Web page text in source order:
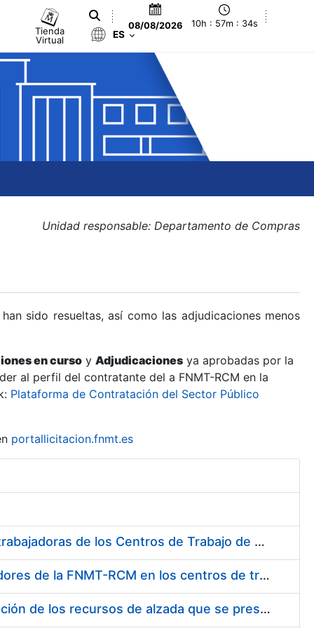
Tienda
Virtual
08/08/2026 10h : 57m : 35s
ES
Unidad responsable: Departamento de Compras
sido resueltas, así como las adjudicaciones menos
en curso y Adjudicaciones ya aprobadas por la
al perfil del contratante del a FNMT-RCM en la
Plataforma de Contratación del Sector Público
portallicitacion.fnmt.es
Suministro de Protectores Auditivos a medida para las personas trabajadoras de los Centros de Trabajo de Madrid y Burgos
Suministro de gafas graduadas antiproyecciones para los trabajadores de la FNMT-RCM en los centros de trabajo de Madrid y Burgos
Servicios de una empresa externa para el asesoramiento y resolución de los recursos de alzada que se presentan relacionados con procesos de selección para la FNMT-RCM